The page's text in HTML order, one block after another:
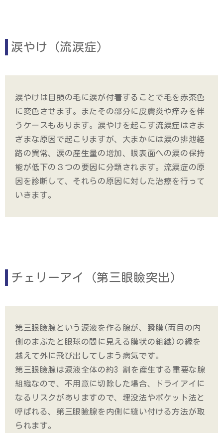
涙やけ（流涙症）
涙やけは目頭の毛に涙が付着することで毛を赤茶色
に変色させます。またその部分に皮膚炎や痒みを伴
うケースもあります。涙やけを起こす流涙症はさま
ざまな原因で起こりますが、大まかには涙の排泄経
路の異常、涙の産生量の増加、眼表面への涙の保持
能が低下の３つの要因に分類されます。流涙症の原
因を診断して、それらの原因に対した治療を行って
いきます。
チェリーアイ（第三眼瞼突出）
第三眼瞼腺という涙液を作る腺が、瞬膜(両目の内
側のまぶたと眼球の間に見える膜状の組織)の縁を
越えて外に飛び出してしまう病気です。
第三眼瞼腺は涙液全体の約3 割を産生する重要な腺
組織なので、不用意に切除した場合、ドライアイに
なるリスクがありますので、埋没法やポケット法と
呼ばれる、第三眼瞼腺を内側に縫い付ける方法が取
られます。